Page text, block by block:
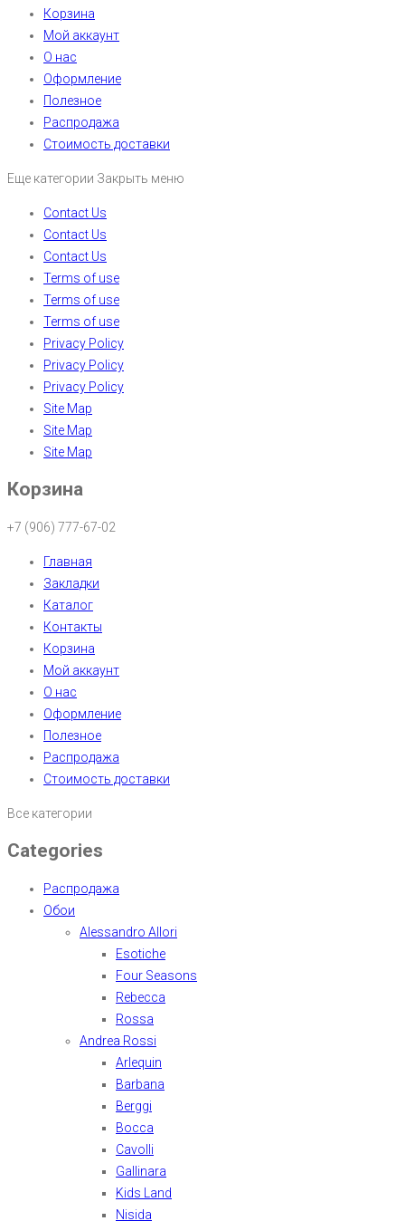
Корзина
Мой аккаунт
О нас
Оформление
Полезное
Распродажа
Стоимость доставки
Еще категории Закрыть меню
Contact Us
Contact Us
Contact Us
Terms of use
Terms of use
Terms of use
Privacy Policy
Privacy Policy
Privacy Policy
Site Map
Site Map
Site Map
Корзина
+7 (906) 777-67-02
Главная
Закладки
Каталог
Контакты
Корзина
Мой аккаунт
О нас
Оформление
Полезное
Распродажа
Стоимость доставки
Все категории
Categories
Распродажа
Обои
Alessandro Allori
Esotiche
Four Seasons
Rebecca
Rossa
Andrea Rossi
Arlequin
Barbana
Berggi
Bocca
Cavolli
Gallinara
Kids Land
Nisida